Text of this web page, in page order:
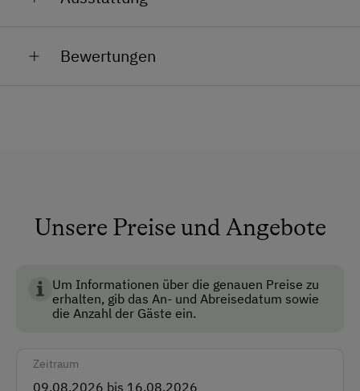
Wachteln.
Anfahrtsmöglichkeiten
Akzeptierte Zahlungsmittel
Vor Ort gesprochene Sprachen
Bewertungen
Unsere Preise und Angebote
Um Informationen über die genauen Preise zu
erhalten, gib das An- und Abreisedatum sowie
die Anzahl der Gäste ein.
Zeitraum